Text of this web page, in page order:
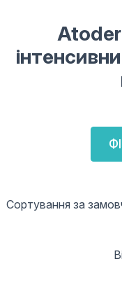
Сортування за